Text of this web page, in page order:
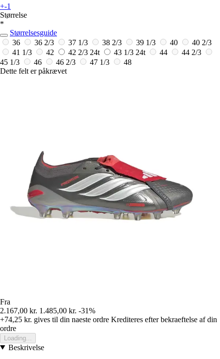
+-1
Størrelse
*
Størrelsesguide
36
36 2/3 37 1/3 38 2/3 39 1/3 40
40 2/3
41 1/3
42 42 2/3 24t 43 1/3 24t 44
44 2/3
45 1/3
46 46 2/3 47 1/3
48
Dette felt er påkrævet
Fra
2.167,00 kr. 1.485,00 kr. -31%
+74,25 kr. gives til din naeste ordre Krediteres efter bekraeftelse af din
ordre
Loading...
Beskrivelse